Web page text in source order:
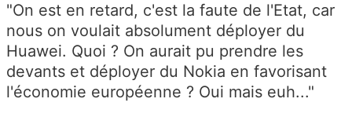
"On est en retard, c'est la faute de l'Etat, car
nous on voulait absolument déployer du
Huawei. Quoi ? On aurait pu prendre les
devants et déployer du Nokia en favorisant
l'économie européenne ? Oui mais euh..."